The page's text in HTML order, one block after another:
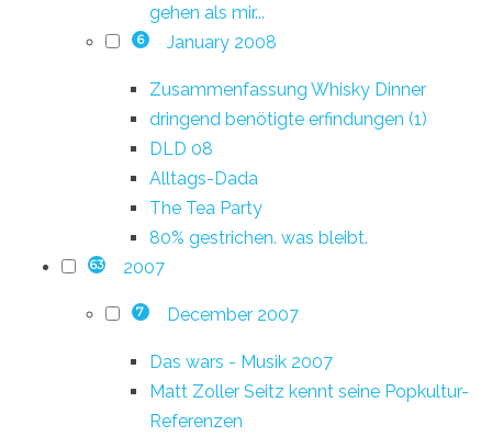
gehen als mir...
6 January 2008
Zusammenfassung Whisky Dinner
dringend benötigte erfindungen (1)
DLD 08
Alltags-Dada
The Tea Party
80% gestrichen. was bleibt.
63 2007
7 December 2007
Das wars - Musik 2007
Matt Zoller Seitz kennt seine Popkultur-
Referenzen